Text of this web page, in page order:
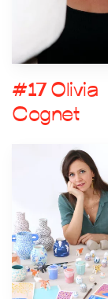
#17 Olivia
Cognet